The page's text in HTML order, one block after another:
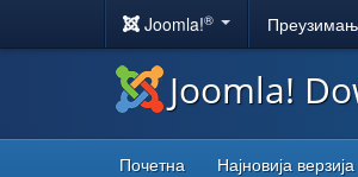
Joomla!®
Joomla!
Почетна Најновија верзија